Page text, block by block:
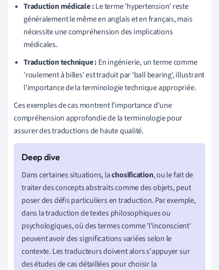
Traduction médicale :Le terme 'hypertension' reste
généralement le même en anglais et en français, mais
nécessite une compréhension des implications
médicales.
Traduction technique : En ingénierie, un terme comme
'roulement à billes' est traduit par 'ball bearing', illustrant
l'importance de la terminologie technique appropriée.
Ces exemples de cas montrent l'importance d'une
compréhension approfondie de la terminologie pour
assurer des traductions de haute qualité.
Dans certaines situations, lachosification, ou le fait de
traiter des concepts abstraits comme des objets, peut
poser des défis particuliers en traduction. Par exemple,
dans la traduction de textes philosophiques ou
psychologiques, où des termes comme 'l'inconscient'
peuvent avoir des significations variées selon le
contexte. Les traducteurs doivent alors s'appuyer sur
des études de cas détaillées pour choisir la